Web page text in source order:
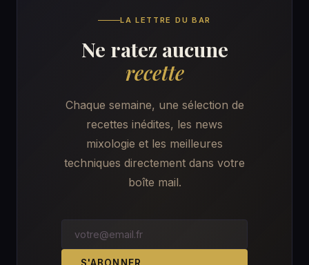
LA LETTRE DU BAR
Ne ratez aucune
recette
Chaque semaine, une sélection de
recettes inédites, les news
mixologie et les meilleures
techniques directement dans votre
boîte mail.